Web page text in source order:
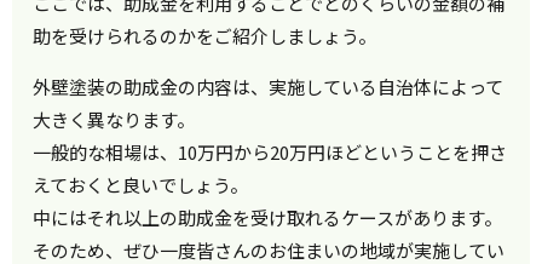
助を受けられるのかをご紹介しましょう。
外壁塗装の助成金の内容は、実施している自治体によって
大きく異なります。
一般的な相場は、10万円から20万円ほどということを押さ
えておくと良いでしょう。
中にはそれ以上の助成金を受け取れるケースがあります。
そのため、ぜひ一度皆さんのお住まいの地域が実施してい